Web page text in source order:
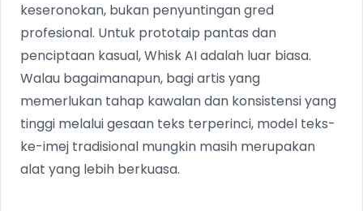
keseronokan, bukan penyuntingan gred
profesional. Untuk prototaip pantas dan
penciptaan kasual, Whisk AI adalah luar biasa.
Walau bagaimanapun, bagi artis yang
memerlukan tahap kawalan dan konsistensi yang
tinggi melalui gesaan teks terperinci, model teks-
ke-imej tradisional mungkin masih merupakan
alat yang lebih berkuasa.